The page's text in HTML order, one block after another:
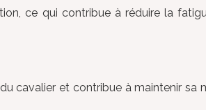
ce qui contribue à réduire la
cavalier et contribue à maintenir